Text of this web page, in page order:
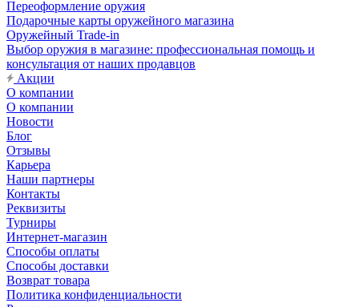
Переоформление оружия
Подарочные карты оружейного магазина
Оружейный Trade-in
Выбор оружия в магазине: профессиональная помощь и
консультация от наших продавцов
Акции
О компании
О компании
Новости
Блог
Отзывы
Карьера
Наши партнеры
Контакты
Реквизиты
Турниры
Интернет-магазин
Способы оплаты
Способы доставки
Возврат товара
Политика конфиденциальности